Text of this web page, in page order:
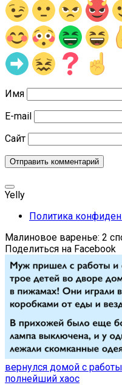
Имя
E-mail
Сайт
Yelly
Политика
Малиновое варенье: 2
Поделиться на Facebook
вернулся домой с
полнейший хаос